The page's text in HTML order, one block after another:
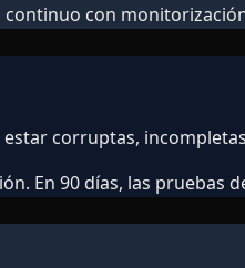
continuo con
corruptas,
En 90 días, las